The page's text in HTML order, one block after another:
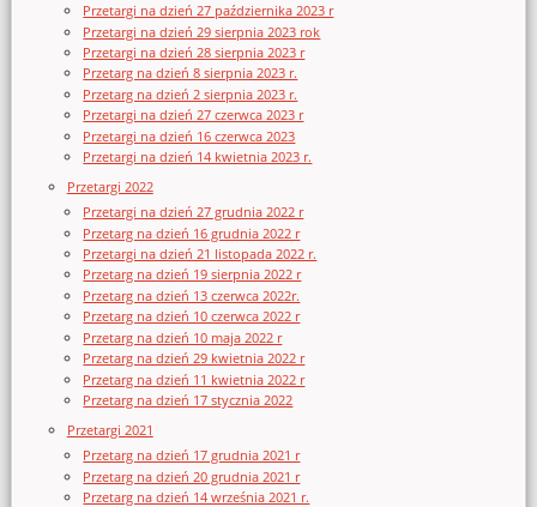
Przetargi na dzień 27 października 2023 r
Przetargi na dzień 29 sierpnia 2023 rok
Przetargi na dzień 28 sierpnia 2023 r
Przetarg na dzień 8 sierpnia 2023 r.
Przetarg na dzień 2 sierpnia 2023 r.
Przetargi na dzień 27 czerwca 2023 r
Przetargi na dzień 16 czerwca 2023
Przetargi na dzień 14 kwietnia 2023 r.
Przetargi 2022
Przetargi na dzień 27 grudnia 2022 r
Przetarg na dzień 16 grudnia 2022 r
Przetargi na dzień 21 listopada 2022 r.
Przetarg na dzień 19 sierpnia 2022 r
Przetarg na dzień 13 czerwca 2022r.
Przetarg na dzień 10 czerwca 2022 r
Przetarg na dzień 10 maja 2022 r
Przetarg na dzień 29 kwietnia 2022 r
Przetarg na dzień 11 kwietnia 2022 r
Przetarg na dzień 17 stycznia 2022
Przetargi 2021
Przetarg na dzień 17 grudnia 2021 r
Przetarg na dzień 20 grudnia 2021 r
Przetarg na dzień 14 września 2021 r.